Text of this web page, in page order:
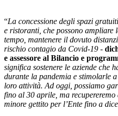
“La concessione degli spazi
e ristoranti, che possono ampliare
tempo, mantenere il dovuto
rischio contagio da Covid-19 -
e assessore al Bilancio e
significa sostenere le aziende che
durante la pandemia e stimolarle
loro attività. Ad oggi, possiamo
fino al 30 aprile, ma
minore gettito per l’Ente fino a